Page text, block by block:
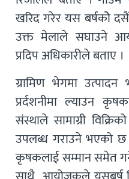
खरिद गरेर यस बर्षकोे
उक्त मेलाले सघाउने
प्रदिप अधिकारीले बताए ।
ग्रामिण भेगमा
प्रर्दशनीमा ल्याउन
संस्थाले सामाग्री
उपलब्ध गराउने भएको छ
कृषकलाई सम्मान समेत